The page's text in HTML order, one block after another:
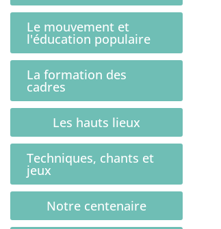
Le mouvement et
l'éducation populaire
La formation des
cadres
Les hauts lieux
Techniques, chants et
jeux
Notre centenaire